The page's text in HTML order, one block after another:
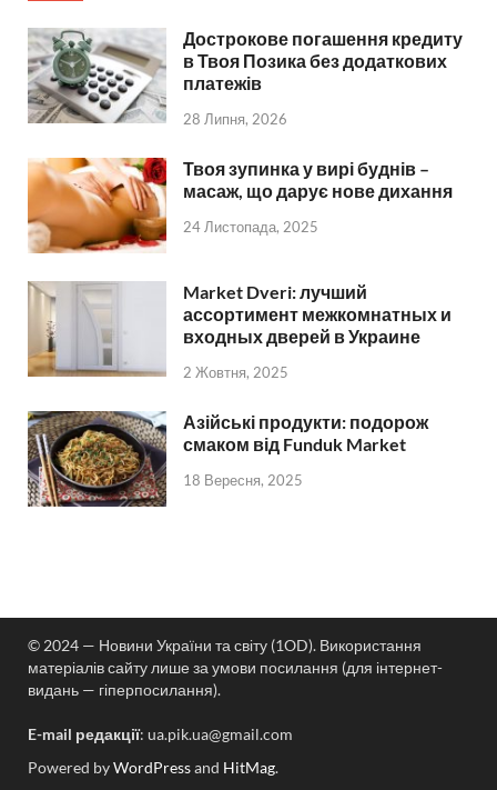
Дострокове погашення кредиту
в Твоя Позика без додаткових
платежів
28 Липня, 2026
Твоя зупинка у вирі буднів –
масаж, що дарує нове дихання
24 Листопада, 2025
Market Dveri: лучший
ассортимент межкомнатных и
входных дверей в Украине
2 Жовтня, 2025
Азійські продукти: подорож
смаком від Funduk Market
18 Вересня, 2025
© 2024 — Новини України та світу (1OD). Використання
матеріалів сайту лише за умови посилання (для інтернет-
видань — гіперпосилання).
E-mail редакції: ua.pik.ua@gmail.com
Powered byWordPressand HitMag.